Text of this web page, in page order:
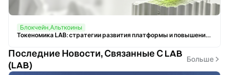
Блокчейн,Альткоины
Токеномика LAB: стратегии развития платформы и повышения активности сообщества
Последние Новости, Связанные С LAB
(LAB)
Больше